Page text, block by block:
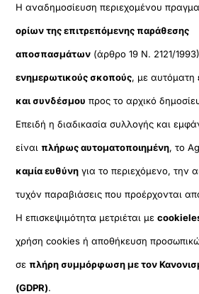
Η αναδημοσίευση περιεχομένου
ορίων της επιτρεπόμενης παράθεσης
αποσπασμάτων (άρθρο 19 Ν. 2121/
ενημερωτικούς σκοπούς, με αυτόματη
και συνδέσμου προς το αρχικό
Επειδή η διαδικασία συλλογής και
είναιπλήρως αυτοματοποιημένη, το
καμία ευθύνη για το περιεχόμενο, την
τυχόν παραβιάσεις που προέρχονται
Η επισκεψιμότητα μετριέται με
χρήση cookies ή αποθήκευση
σεπλήρη συμμόρφωση με τον
(GDPR).